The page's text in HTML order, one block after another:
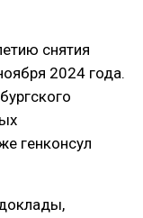
снятия
2024 года.
генконсул